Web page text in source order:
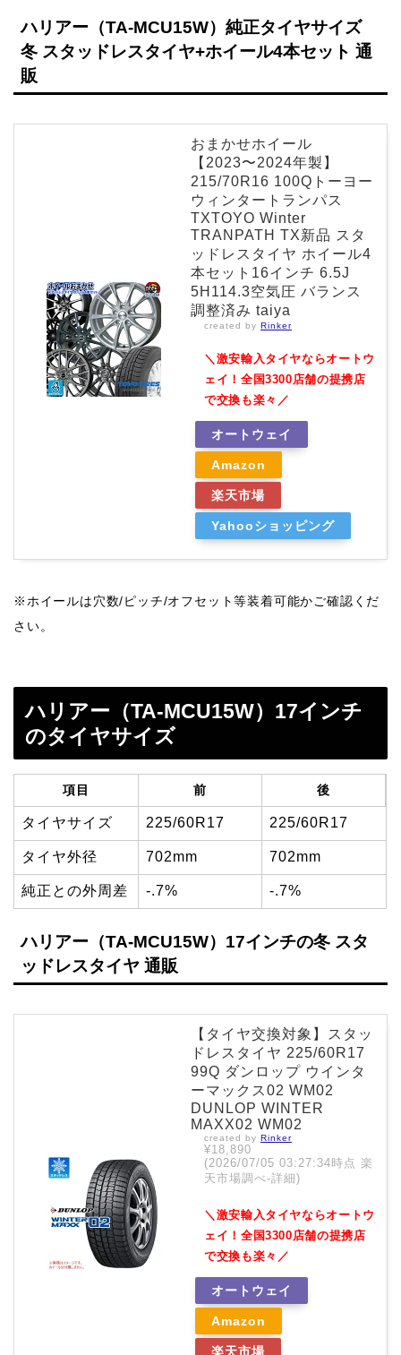
ハリアー（TA-MCU15W）純正タイヤサイズ
冬 スタッドレスタイヤ+ホイール4本セット 通
販
おまかせホイール
【2023〜2024年製】
215/70R16 100Qトーヨー
ウィンタートランパス
TXTOYO Winter
TRANPATH TX新品 スタ
ッドレスタイヤ ホイール4
本セット16インチ 6.5J
5H114.3空気圧 バランス
調整済み taiya
created by Rinker
＼激安輸入タイヤならオートウ
ェイ！全国3300店舗の提携店
で交換も楽々／
オートウェイ
Amazon
楽天市場
Yahooショッピング
※ホイールは穴数/ピッチ/オフセット等装着可能かご確認くだ
さい。
ハリアー（TA-MCU15W）17インチ
のタイヤサイズ
項目 前 後
タイヤサイズ 225/60R17 225/60R17
タイヤ外径 702mm 702mm
純正との外周差 -.7% -.7%
ハリアー（TA-MCU15W）17インチの冬 スタ
ッドレスタイヤ 通販
【タイヤ交換対象】スタッ
ドレスタイヤ 225/60R17
99Q ダンロップ ウインタ
ーマックス02 WM02
DUNLOP WINTER
MAXX02 WM02
created by Rinker
¥18,890
(2026/07/05 03:27:34時点 楽
天市場調べ-詳細)
＼激安輸入タイヤならオートウ
ェイ！全国3300店舗の提携店
で交換も楽々／
オートウェイ
Amazon
楽天市場